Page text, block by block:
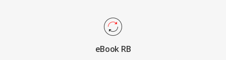
eBook RB